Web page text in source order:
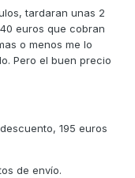
tardaran unas 2
euros que cobran
o menos me lo
Pero el buen precio
195 euros
de envío.